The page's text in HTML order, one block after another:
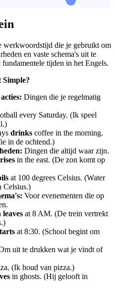
werkwoordstijd die je gebruikt om
en vaste schema's uit te
tijden in het Engels.
Simple?
Dingen die je regelmatig
every Saturday. (Ik speel
drinks coffee in the morning.
in de ochtend.)
Dingen die altijd waar zijn.
rises in the east. (De zon komt op
at 100 degrees Celsius. (Water
Celsius.)
Voor evenementen die op
leaves at 8 AM. (De trein vertrekt
at 8:30. (School begint om
uit te drukken wat je vindt of
(Ik houd van pizza.)
in ghosts. (Hij gelooft in